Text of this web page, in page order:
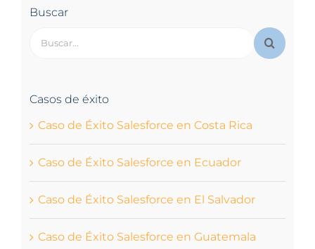
Buscar
Buscar:
Casos de éxito
Caso de Éxito Salesforce en Costa Rica
Caso de Éxito Salesforce en Ecuador
Caso de Éxito Salesforce en El Salvador
Caso de Éxito Salesforce en Guatemala